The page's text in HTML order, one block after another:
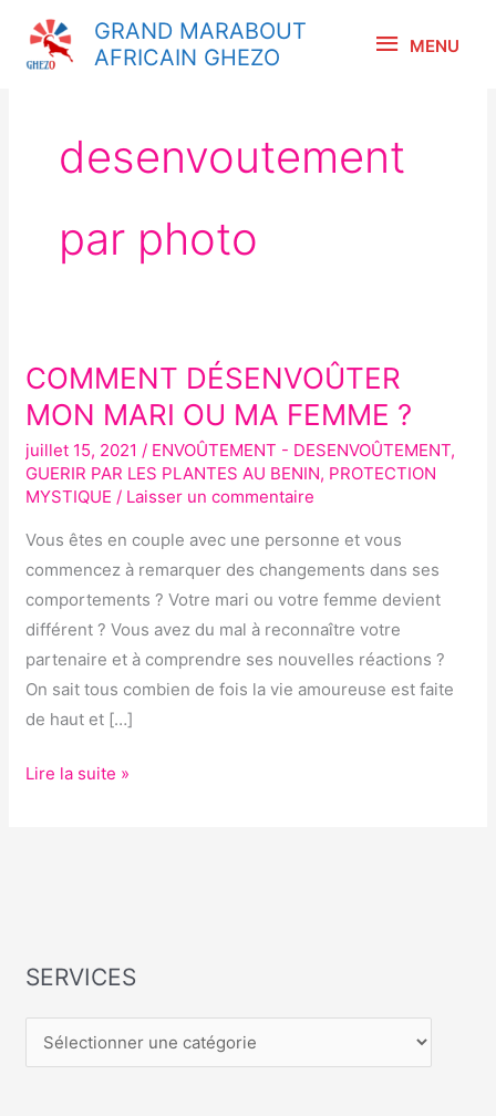
contenu
GRAND MARABOUT
AFRICAIN GHEZO
MENU
desenvoutement
par photo
COMMENT DÉSENVOÛTER
MON MARI OU MA FEMME ?
juillet 15, 2021 / ENVOÛTEMENT - DESENVOÛTEMENT,
GUERIR PAR LES PLANTES AU BENIN, PROTECTION
MYSTIQUE / Laisser un commentaire
Vous êtes en couple avec une personne et vous
commencez à remarquer des changements dans ses
comportements ? Votre mari ou votre femme devient
différent ? Vous avez du mal à reconnaître votre
partenaire et à comprendre ses nouvelles réactions ?
On sait tous combien de fois la vie amoureuse est faite
de haut et […]
COMMENT
DÉSENVOÛTER
MON
MARI
OU
FEMME
?
Lire la suite »
SERVICES
S
V